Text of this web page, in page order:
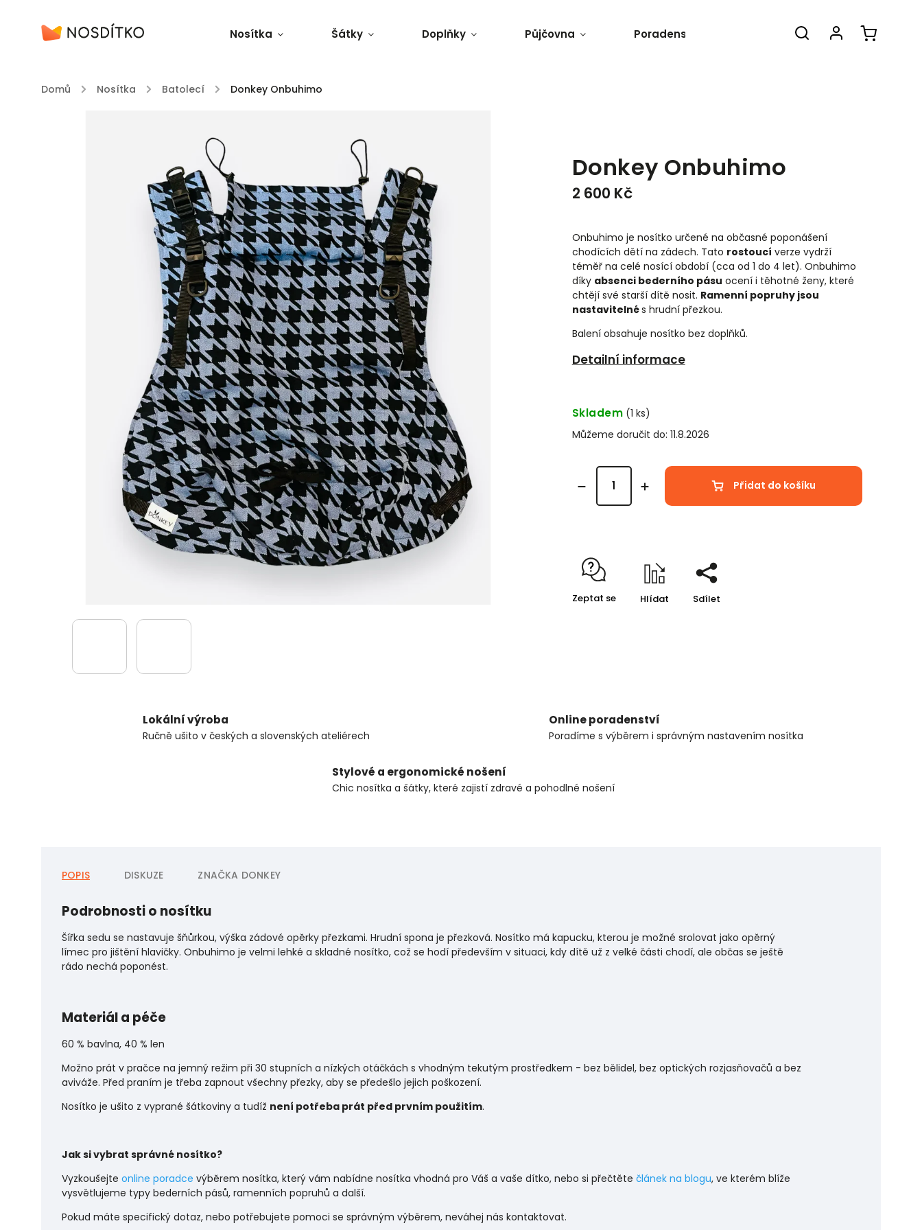
Nosítka Šátky Doplňky Půjčovna Poradenství O nás
Domů / Nosítka / Batolecí / Donkey Onbuhimo
Donkey Onbuhimo
2 600 Kč
Onbuhimo je nosítko určené na občasné poponášení
chodících dětí na zádech. Tato rostoucí verze vydrží
téměř na celé nosící období (cca od 1 do 4 let). Onbuhimo
díky absenci bederního pásu ocení i těhotné ženy, které
chtějí své starší dítě nosit. Ramenní popruhy jsou
nastavitelnés hrudní přezkou.
Balení obsahuje nosítko bez doplňků.
Detailní informace
Skladem (1 ks)
Můžeme doručit do: 11.8.2026
Přidat do košíku
Zeptat se Hlídat Sdílet
Lokální výroba
Ručně ušito v českých a slovenských ateliérech
Online poradenství
Poradíme s výběrem i správným nastavením nosítka
Stylové a ergonomické nošení
Chic nosítka a šátky, které zajistí zdravé a pohodlné nošení
POPIS DISKUZE ZNAČKA DONKEY
Podrobnosti o nosítku
Šířka sedu se nastavuje šňůrkou, výška zádové opěrky přezkami. Hrudní spona je přezková. Nosítko má kapucku, kterou je možné srolovat jako opěrný
límec pro jištění hlavičky. Onbuhimo je velmi lehké a skladné nosítko, což se hodí především v situaci, kdy dítě už z velké části chodí, ale občas se ještě
rádo nechá poponést.
Materiál a péče
60 % bavlna, 40 % len
Možno prát v pračce na jemný režim při 30 stupních a nízkých otáčkách s vhodným tekutým prostředkem - bez bělidel, bez optických rozjasňovačů a bez
aviváže. Před praním je třeba zapnout všechny přezky, aby se předešlo jejich poškození.
Nosítko je ušito z vyprané šátkoviny a tudíž není potřeba prát před prvním použitím.
Jak si vybrat správné nosítko?
Vyzkoušejte online poradce výběrem nosítka, který vám nabídne nosítka vhodná pro Váš a vaše dítko, nebo si přečtěte článek na blogu, ve kterém blíže
vysvětlujeme typy bederních pásů, ramenních popruhů a další.
Pokud máte specifický dotaz, nebo potřebujete pomoci se správným výběrem, neváhej nás kontaktovat.